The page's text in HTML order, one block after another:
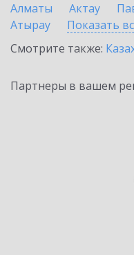
Алматы
Актау
Атырау
Показать
Смотрите также:
Партнеры в вашем